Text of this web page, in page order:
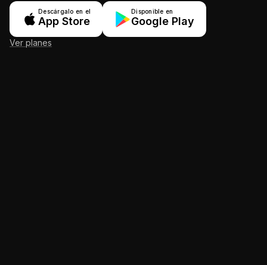
Descárgalo en el
App Store
Disponible en
Google Play
Ver planes